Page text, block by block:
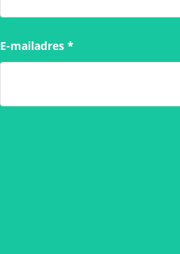
E-mailadres *